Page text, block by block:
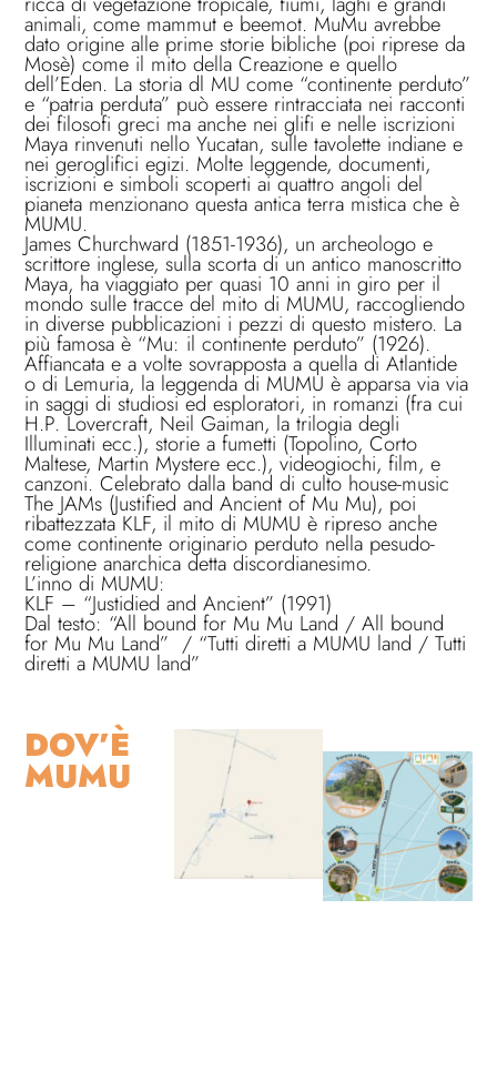
animali, come mammut e beemot. MuMu avrebbe
dato origine alle prime storie bibliche (poi riprese da
Mosè) come il mito della Creazione e quello
dell’Eden. La storia dl MU come “continente perduto”
e “patria perduta” può essere rintracciata nei racconti
dei filosofi greci ma anche nei glifi e nelle iscrizioni
Maya rinvenuti nello Yucatan, sulle tavolette indiane e
nei geroglifici egizi. Molte leggende, documenti,
iscrizioni e simboli scoperti ai quattro angoli del
pianeta menzionano questa antica terra mistica che è
MUMU.
James Churchward (1851-1936), un archeologo e
scrittore inglese, sulla scorta di un antico manoscritto
Maya, ha viaggiato per quasi 10 anni in giro per il
mondo sulle tracce del mito di MUMU, raccogliendo
in diverse pubblicazioni i pezzi di questo mistero. La
più famosa è “Mu: il continente perduto” (1926).
Affiancata e a volte sovrapposta a quella di Atlantide
o di Lemuria, la leggenda di MUMU è apparsa via via
in saggi di studiosi ed esploratori, in romanzi (fra cui
H.P. Lovercraft, Neil Gaiman, la trilogia degli
Illuminati ecc.), storie a fumetti (Topolino, Corto
Maltese, Martin Mystere ecc.), videogiochi, film, e
canzoni. Celebrato dalla band di culto house-music
The JAMs (Justified and Ancient of Mu Mu), poi
ribattezzata KLF, il mito di MUMU è ripreso anche
come continente originario perduto nella pesudo-
religione anarchica detta discordianesimo.
L’inno di MUMU:
KLF – “Justidied and Ancient” (1991)
Dal testo: “All bound for Mu Mu Land / All bound
for Mu Mu Land” / “Tutti diretti a MUMU land / Tutti
diretti a MUMU land”
DOV’È
MUMU